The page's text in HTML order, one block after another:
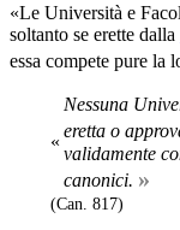
«Le Università e
soltanto se erette dalla
essa compete pure la
«
Nessuna
eretta o
validamente
canonici. »
(Can. 817)